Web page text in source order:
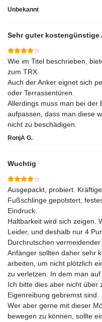
Unbekannt
Sehr guter kostengünstige
Wie im Titel beschrieben,
zum TRX.
Auch der Anker eignet sich
oder Terrassentüren.
Allerdings muss man bei der
aufpassen, dass man diese
nicht zu beschädigen.
RonjA G.
Wuchtig
Ausgepackt, probiert.
Fußschlinge gepolstert,
Eindruck.
Haltbarkeit wird sich zeigen.
Leider, und deshalb nur 4
Durchrutschen
Anfänger sollten daher sehr
arbeiten, um nicht plötzlich
zu verletzen. In dem man
Ich bitte dies aber nicht über
Eigenreibung gebremst sind.
Wer aber gerne mit dieser
bewegen zu können, sollte